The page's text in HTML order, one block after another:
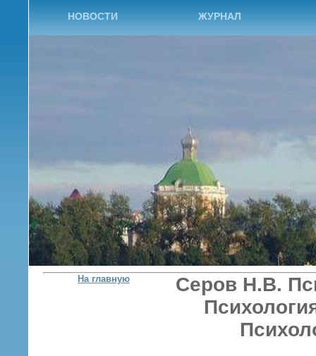
НОВОСТИ ЖУРНАЛ
На главную
Серов Н.В.